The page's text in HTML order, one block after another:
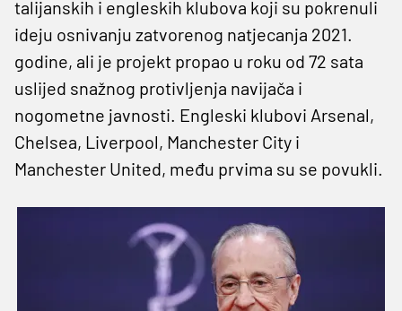
talijanskih i engleskih klubova koji su pokrenuli
ideju osnivanju zatvorenog natjecanja 2021.
godine, ali je projekt propao u roku od 72 sata
uslijed snažnog protivljenja navijača i
nogometne javnosti. Engleski klubovi Arsenal,
Chelsea, Liverpool, Manchester City i
Manchester United, među prvima su se povukli.